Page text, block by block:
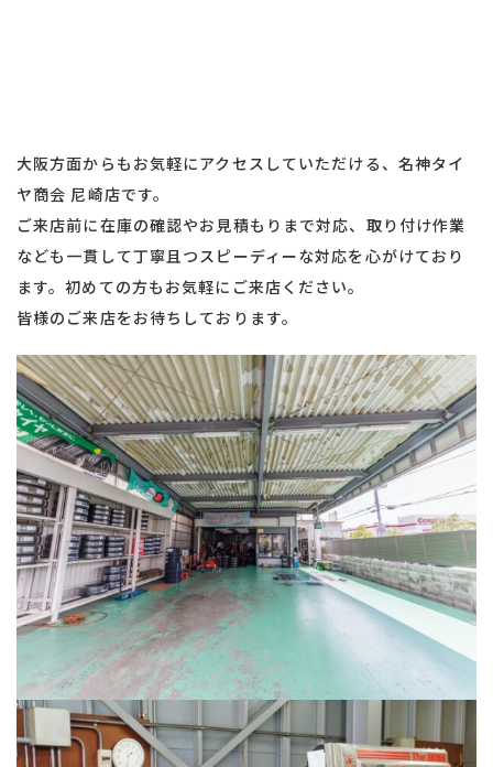
大阪方面からもお気軽にアクセスしていただける、名神タイ
ヤ商会 尼崎店です。
ご来店前に在庫の確認やお見積もりまで対応、取り付け作業
なども一貫して丁寧且つスピーディーな対応を心がけており
ます。初めての方もお気軽にご来店ください。
​​​​​​​皆様のご来店をお待ちしております。